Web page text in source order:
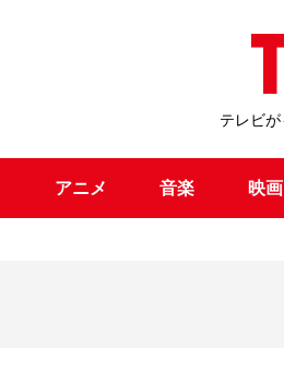
テレビ
アニメ 音楽 映画